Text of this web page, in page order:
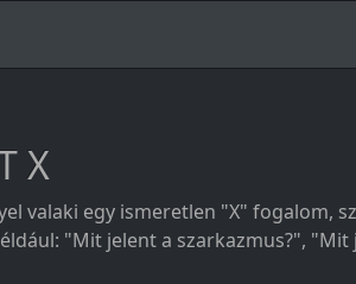
X
valaki egy ismeretlen "X" fogalom,
"Mit jelent a szarkazmus?", "Mit